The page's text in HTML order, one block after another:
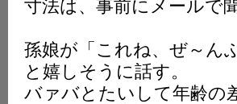
寸法は、事前にメールで
孫娘が「これね、ぜ～ん
と嬉しそうに話す。
バァバとたいして年齢の